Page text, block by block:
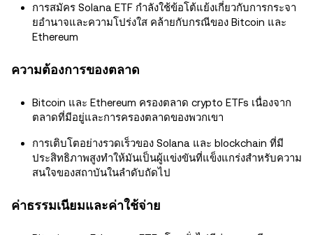
การสมัคร Solana ETF กำลังใช้ข้อโต้แย้งเกี่ยวกับการกระจา
ยอำนาจและความโปร่งใส คล้ายกับกรณีของ Bitcoin และ
Ethereum
ความต้องการของตลาด
Bitcoin และ Ethereum ครองตลาด crypto ETFs เนื่องจาก
ตลาดที่มีอยู่และการครองตลาดของพวกเขา
การเติบโตอย่างรวดเร็วของ Solana และ blockchain ที่มี
ประสิทธิภาพสูงทำให้มันเป็นผู้แข่งขันที่แข็งแกร่งสำหรับความ
สนใจของสถาบันในลำดับถัดไป
ค่าธรรมเนียมและค่าใช้จ่าย